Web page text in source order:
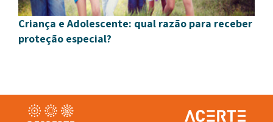
Criança e Adolescente: qual razão para receber
proteção especial?